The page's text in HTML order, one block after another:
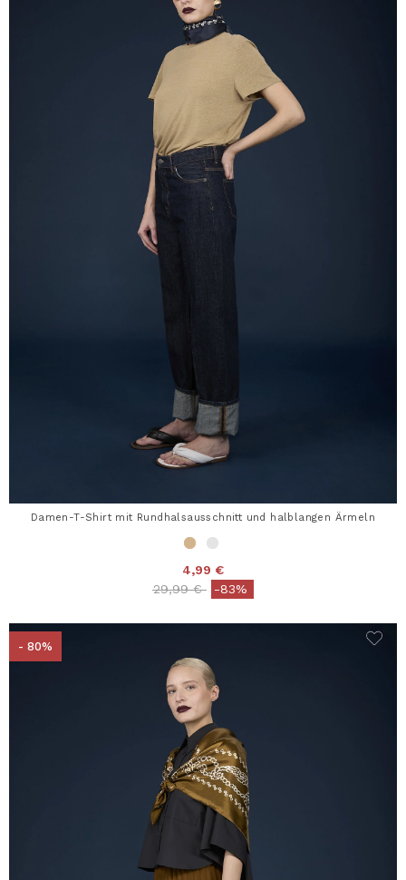
Damen-T-Shirt mit Rundhalsausschnitt und halblangen Ärmeln
4,99 €
Price reduced from
29,99 €to-83%
- 80%